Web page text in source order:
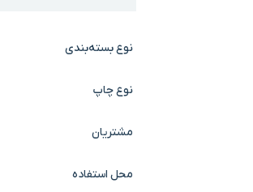
نوع بسته‌بندی
نوع چاپ
مشتریان
محل استفاده